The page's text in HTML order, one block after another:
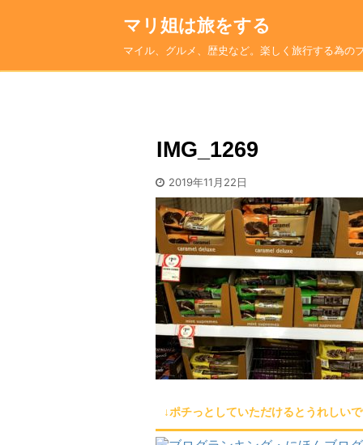
マリ姐は旅をする
マイル、グルメ、歴史など。楽しく旅行する為の
IMG_1269
2019年11月22日
↓ポチっとしていただけるとうれしい